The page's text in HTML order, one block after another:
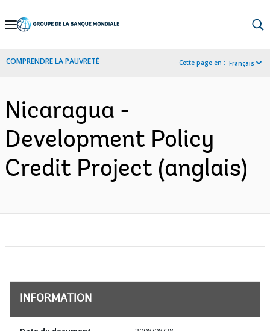
Skip
Navigation
COMPRENDRE LA PAUVRETÉ Cette page en : Français
Nicaragua -
Development Policy
Credit Project (anglais)
INFORMATION